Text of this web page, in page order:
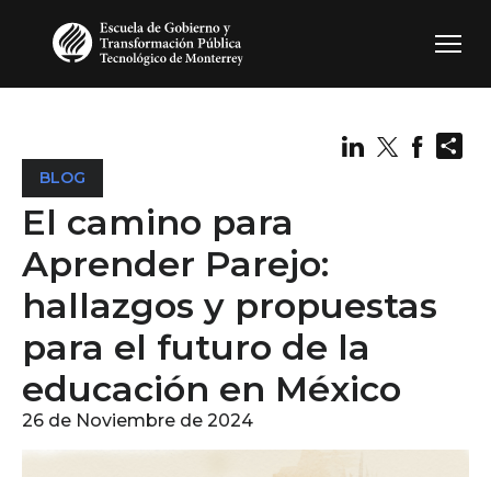
BLOG
El camino para
Aprender Parejo:
hallazgos y propuestas
para el futuro de la
educación en México
26 de Noviembre de 2024